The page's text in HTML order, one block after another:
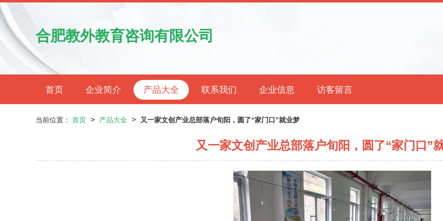
合肥教外教育咨询有限公司
首页 企业简介 产品大全 联系我们 企业信息 访客留言
当前位置： 首页 > 产品大全 > 又一家文创产业总部落户旬阳，圆了“家门口”就业梦
又一家文创产业总部落户旬阳，圆了“家门口”